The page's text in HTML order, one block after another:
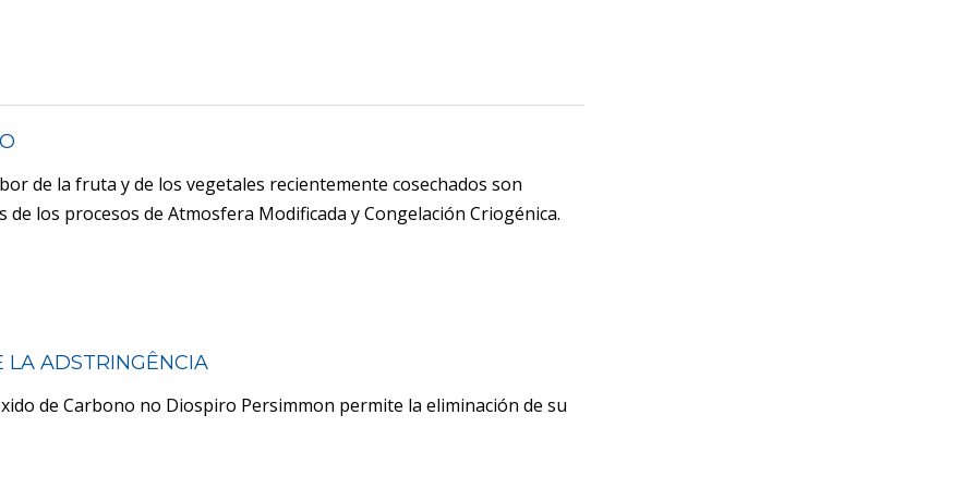
de la fruta y de los vegetales recientemente cosechados son
de los procesos de Atmosfera Modificada y Congelación Criogénica.
LA ADSTRINGÊNCIA
de Carbono no Diospiro Persimmon permite la eliminación de su